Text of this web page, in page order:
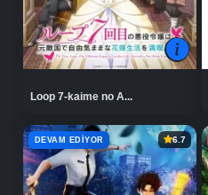
Loop 7-kaime no A...
DEVAM EDIYOR 6.7